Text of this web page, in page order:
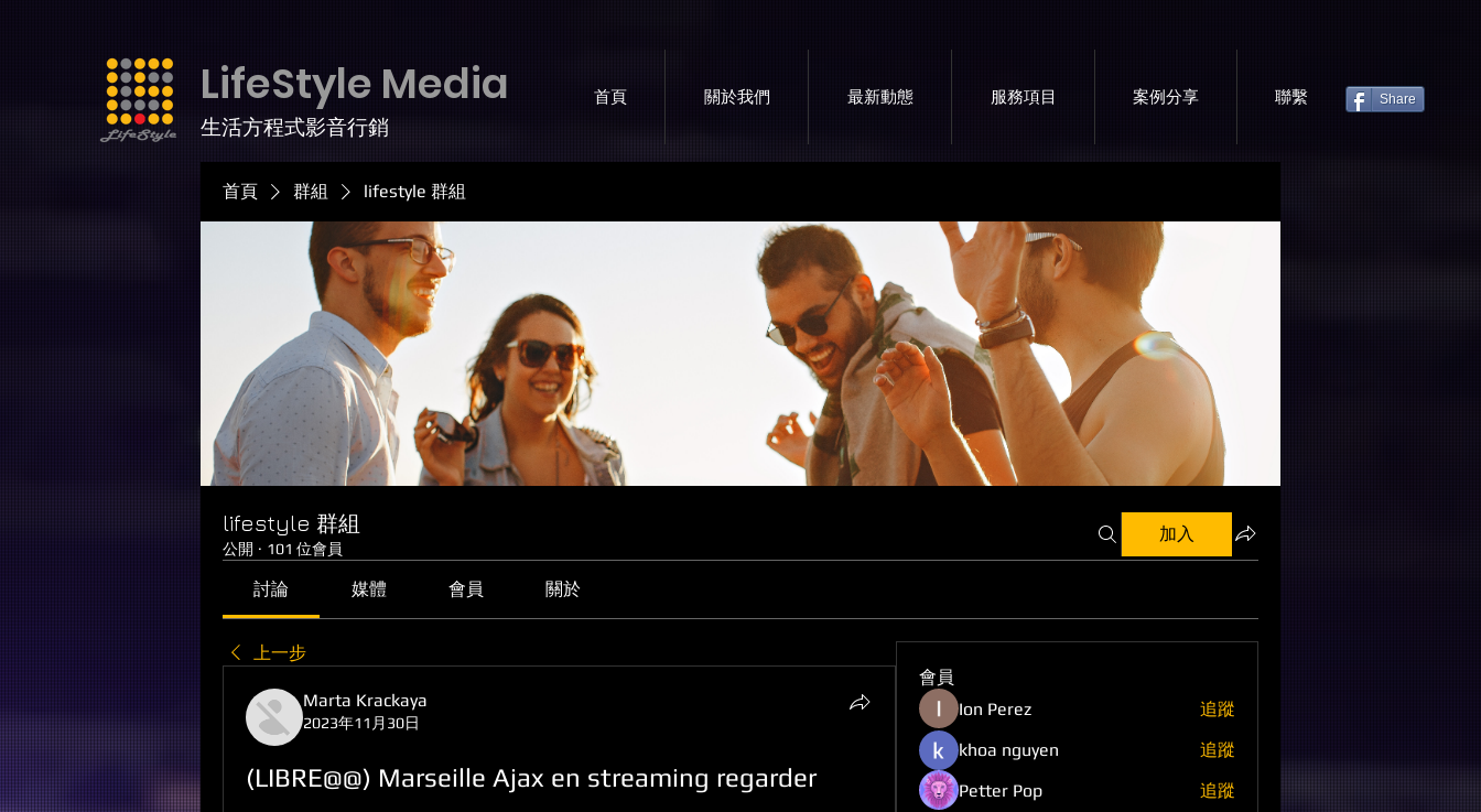
LifeStyle Media
生活方程式影音行銷
首頁 關於我們 最新動態 服務項目 案例分享 聯繫 Share
首頁 群組 lifestyle 群組
lifestyle 群組
公開 · 101 位會員
加入
討論 媒體 會員 關於
上一步
Marta Krackaya
2023年11月30日
(LIBRE@@) Marseille Ajax en streaming regarder
會員
Ion Perez
追蹤
khoa nguyen
追蹤
Petter Pop
追蹤